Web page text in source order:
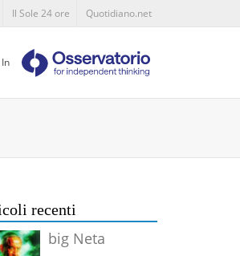
Il Sole 24 ore Quotidiano.net
recenti
big Neta